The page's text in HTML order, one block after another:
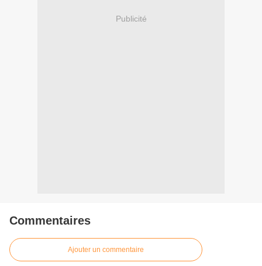
Publicité
Commentaires
Ajouter un commentaire